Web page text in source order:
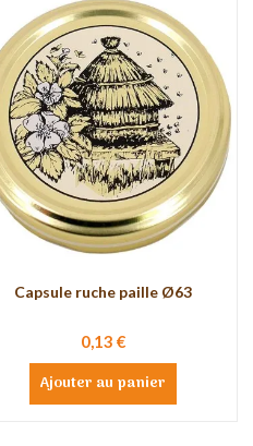
Capsule ruche paille Ø63
0,13 €
Ajouter au panier